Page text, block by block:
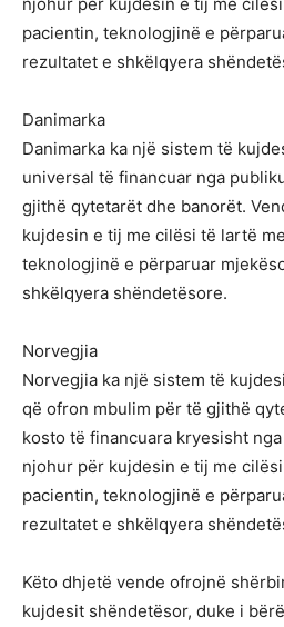
pacientin, teknologjinë e
rezultatet e shkëlqyera
Danimarka
Danimarka ka një sistem të
universal të financuar nga
gjithë qytetarët dhe banorët.
kujdesin e tij me cilësi të lartë
teknologjinë e përparuar
shkëlqyera shëndetësore.
Norvegjia
Norvegjia ka një sistem të
që ofron mbulim për të gjithë
kosto të financuara kryesisht
njohur për kujdesin e tij me
pacientin, teknologjinë e
rezultatet e shkëlqyera
Këto dhjetë vende ofrojnë
kujdesit shëndetësor, duke i